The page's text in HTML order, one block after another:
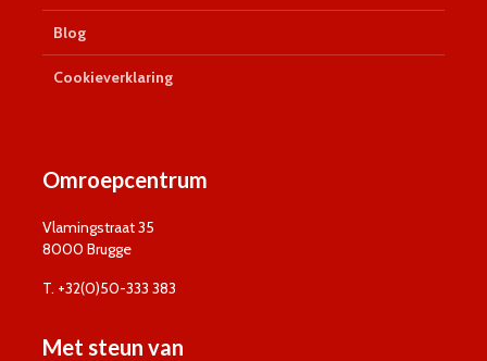
Blog
Cookieverklaring
Omroepcentrum
Vlamingstraat 35
8000 Brugge
T. +32(0)50-333 383
Met steun van